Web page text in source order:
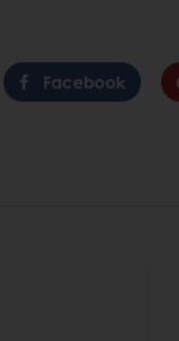
Facebook